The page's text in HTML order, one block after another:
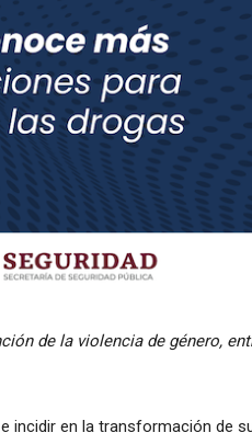
de la violencia de género,
incidir en la transformación de